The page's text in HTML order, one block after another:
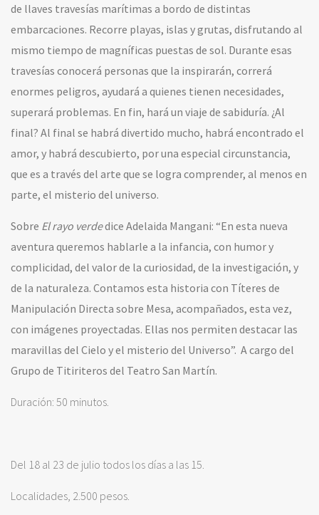
de llaves travesías marítimas a bordo de distintas
embarcaciones. Recorre playas, islas y grutas, disfrutando al
mismo tiempo de magníficas puestas de sol. Durante esas
travesías conocerá personas que la inspirarán, correrá
enormes peligros, ayudará a quienes tienen necesidades,
superará problemas. En fin, hará un viaje de sabiduría. ¿Al
final? Al final se habrá divertido mucho, habrá encontrado el
amor, y habrá descubierto, por una especial circunstancia,
que es a través del arte que se logra comprender, al menos en
parte, el misterio del universo.
Sobre El rayo verdedice Adelaida Mangani: “En esta nueva
aventura queremos hablarle a la infancia, con humor y
complicidad, del valor de la curiosidad, de la investigación, y
de la naturaleza. Contamos esta historia con Títeres de
Manipulación Directa sobre Mesa, acompañados, esta vez,
con imágenes proyectadas. Ellas nos permiten destacar las
maravillas del Cielo y el misterio del Universo”. A cargo del
Grupo de Titiriteros del Teatro San Martín.
Duración: 50 minutos.
Del 18 al 23 de julio todos los días a las 15.
Localidades, 2.500 pesos.